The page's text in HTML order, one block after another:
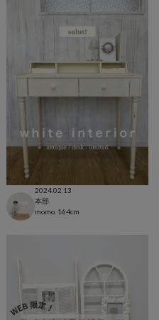
2024.02.13
本部
momo. 164cm